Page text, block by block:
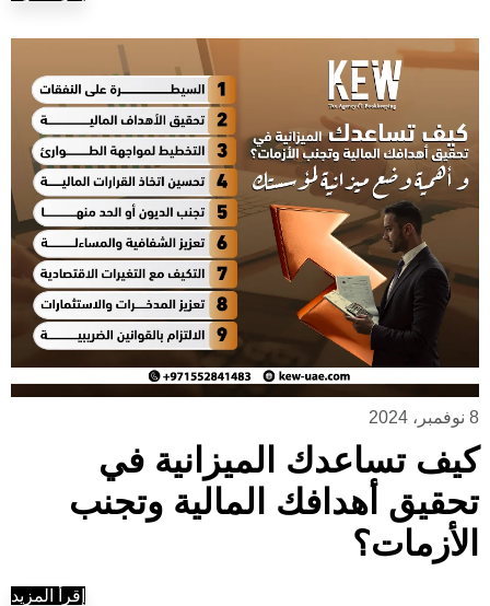
8 نوفمبر، 2024
كيف تساعدك الميزانية في
تحقيق أهدافك المالية وتجنب
الأزمات؟
إقرأ المزيد